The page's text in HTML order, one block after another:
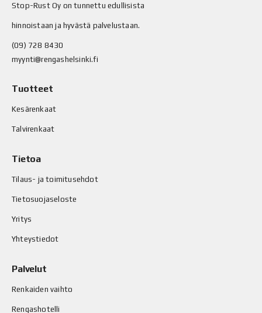
Stop-Rust Oy on tunnettu edullisista
hinnoistaan ja hyvästä palvelustaan.
(09) 728 8430
myynti@rengashelsinki.fi
Tuotteet
Kesärenkaat
Talvirenkaat
Tietoa
Tilaus- ja toimitusehdot
Tietosuojaseloste
Yritys
Yhteystiedot
Palvelut
Renkaiden vaihto
Rengashotelli